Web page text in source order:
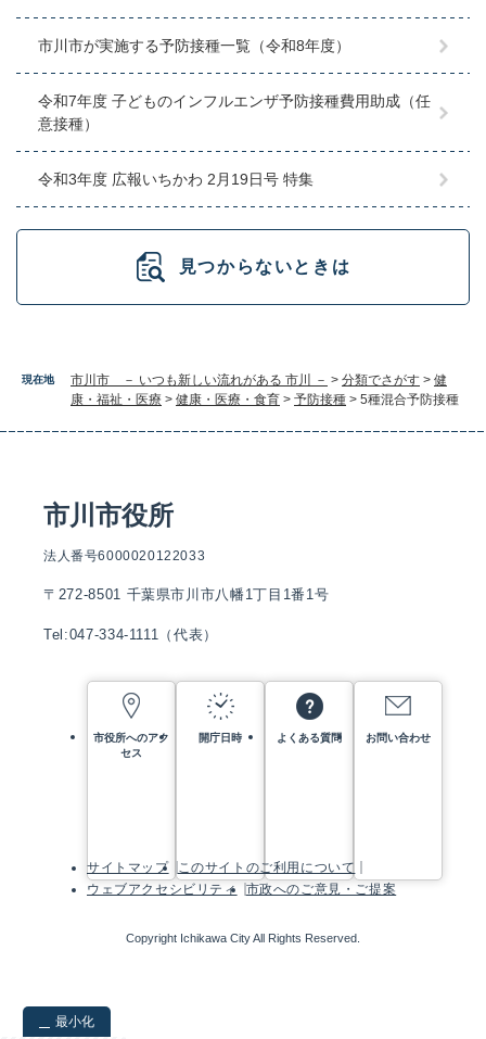
現在地 市川市 － いつも新しい流れがある 市川 － > 分類でさがす > 健
康・福祉・医療 > 健康・医療・食育 > 予防接種 > 5種混合予防接種
市川市が実施する予防接種一覧（令和8年度）
令和7年度 子どものインフルエンザ予防接種費用助成（任
意接種）
令和3年度 広報いちかわ 2月19日号 特集
見つからないときは
市川市役所
法人番号6000020122033
〒272-8501 千葉県市川市八幡1丁目1番1号
Tel:047-334-1111（代表）
市役所へのアク
セス
開庁日時 よくある質問 お問い合わせ
サイトマップ
このサイトのご利用について
ウェブアクセシビリティ
市政へのご意見・ご提案
Copyright Ichikawa City All Rights Reserved.
最小化